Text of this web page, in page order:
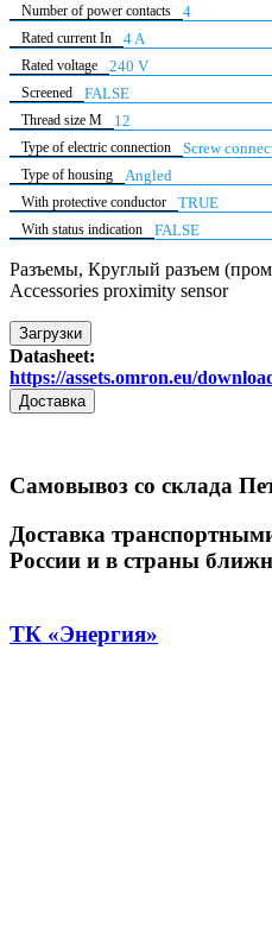
Number of power contacts 4
Rated current In 4 A
Rated voltage 240 V
Screened FALSE
Thread size M 12
Type of electric connection Screw
Type of housing Angled
With protective conductor TRUE
With status indication FALSE
Разъемы, Круглый разъем
Accessories proximity sensor
Загрузки
Datasheet:
https://assets.omron.eu/
Доставка
Самовывоз со склада
Доставка
России и в страны
ТК «Энергия»